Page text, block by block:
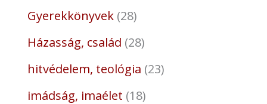
Gyerekkönyvek 28
Házasság, család 28
hitvédelem, teológia 23
imádság, imaélet 18